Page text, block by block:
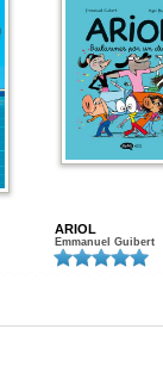
ARIOL
Emmanuel Guibert